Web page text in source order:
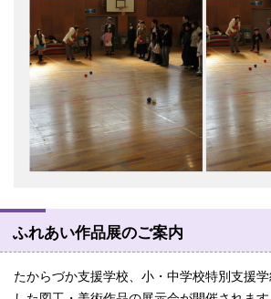
ふれあい作品展のご案内
たからづか支援学校、小・中学校特別支援